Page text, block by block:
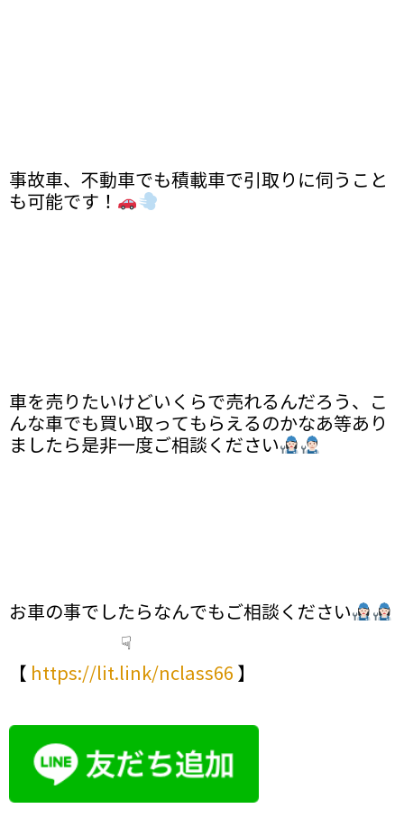
事故車、不動車でも積載車で引取りに伺うこと
も可能です！
車を売りたいけどいくらで売れるんだろう、こ
んな車でも買い取ってもらえるのかなあ等あり
ましたら是非一度ご相談ください
お車の事でしたらなんでもご相談ください
☟
【 https://lit.link/nclass66 】